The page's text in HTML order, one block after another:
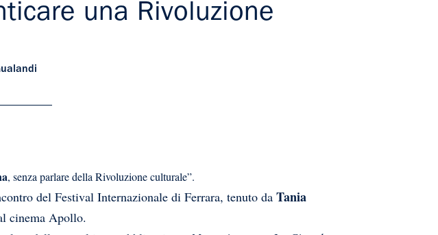
una Rivoluzione
, senza parlare della Rivoluzione culturale”.
del Festival Internazionale di Ferrara, tenuto da Tania
cinema Apollo.